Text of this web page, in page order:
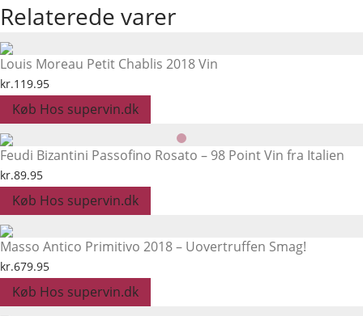
Relaterede varer
Louis Moreau Petit Chablis 2018 Vin
kr.119.95
Køb Hos supervin.dk
Feudi Bizantini Passofino Rosato – 98 Point Vin fra Italien
kr.89.95
Køb Hos supervin.dk
Masso Antico Primitivo 2018 – Uovertruffen Smag!
kr.679.95
Køb Hos supervin.dk